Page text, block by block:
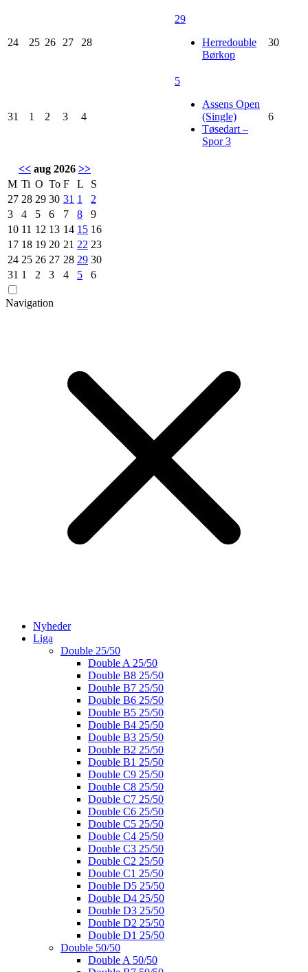
24 25 26 27 28
29
Herredouble
Børkop
30
31 1 2 3 4
5
Assens Open
(Single)
Tøsedart –
Spor 3
6
<< aug 2026 >>
M Ti O To F L
S
27 28 29 30 31 1
2
3
4 5 6 7 8
9
10 11 12 13 14 15 16
17 18 19 20 21 22 23
24 25 26 27 28 29 30
31 1 2 3 4 5 6
Navigation
Nyheder
Liga
Double 25/50
Double A 25/50
Double B8 25/50
Double B7 25/50
Double B6 25/50
Double B5 25/50
Double B4 25/50
Double B3 25/50
Double B2 25/50
Double B1 25/50
Double C9 25/50
Double C8 25/50
Double C7 25/50
Double C6 25/50
Double C5 25/50
Double C4 25/50
Double C3 25/50
Double C2 25/50
Double C1 25/50
Double D5 25/50
Double D4 25/50
Double D3 25/50
Double D2 25/50
Double D1 25/50
Double 50/50
Double A 50/50